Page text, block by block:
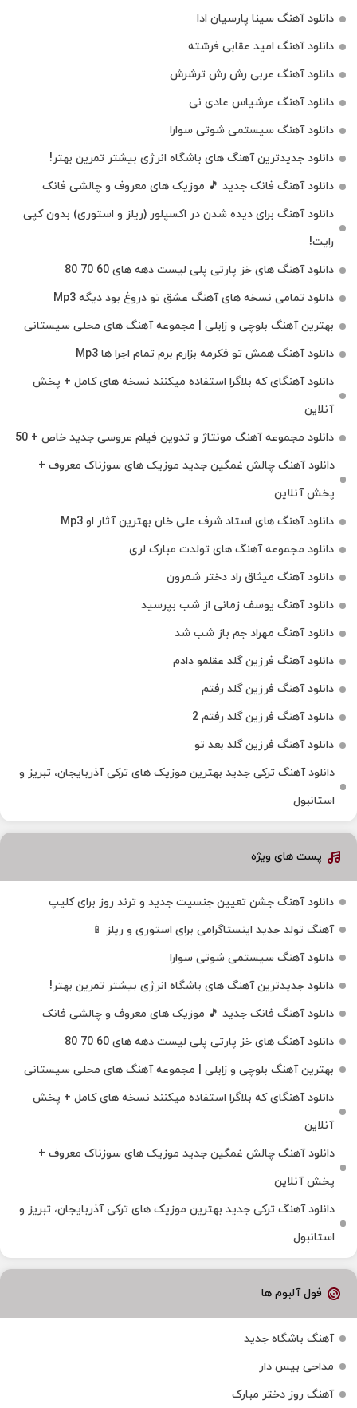
دانلود آهنگ سینا پارسیان ادا
دانلود آهنگ امید عقابی فرشته
دانلود آهنگ عربی رش رش ترشرش
دانلود آهنگ عرشیاس عادی نی
دانلود آهنگ سیستمی شوتی سوارا
دانلود جدیدترین آهنگ‌ های باشگاه انرژی بیشتر تمرین بهتر!
دانلود آهنگ فانک جدید 🎵 موزیک‌ های معروف و چالشی فانک
دانلود آهنگ برای دیده شدن در اکسپلور (ریلز و استوری) بدون کپی
رایت!
دانلود آهنگ های خز پارتی پلی لیست دهه های 60 70 80
دانلود تمامی نسخه های آهنگ عشق تو دروغ بود دیگه Mp3
بهترین آهنگ بلوچی و زابلی | مجموعه آهنگ‌ های محلی سیستانی
دانلود آهنگ همش تو فکرمه بزارم برم تمام اجرا ها Mp3
دانلود آهنگای که بلاگرا استفاده میکنند نسخه های کامل + پخش
آنلاین
دانلود مجموعه آهنگ مونتاژ و تدوین فیلم عروسی جدید خاص + 50
دانلود آهنگ چالش غمگین جدید موزیک های سوزناک معروف +
پخش آنلاین
دانلود آهنگ های استاد شرف علی خان بهترین آثار او Mp3
دانلود مجموعه آهنگ های تولدت مبارک لری
دانلود آهنگ میثاق راد دختر شمرون
دانلود آهنگ یوسف زمانی از شب بپرسید
دانلود آهنگ مهراد جم باز شب شد
دانلود آهنگ فرزین گلد عقلمو دادم
دانلود آهنگ فرزین گلد رفتم
دانلود آهنگ فرزین گلد رفتم 2
دانلود آهنگ فرزین گلد بعد تو
دانلود آهنگ ترکی جدید بهترین موزیک‌ های ترکی آذربایجان، تبریز و
استانبول
پست های ویژه
دانلود آهنگ جشن تعیین جنسیت جدید و ترند روز برای کلیپ
آهنگ تولد جدید اینستاگرامی برای استوری و ریلز 📱
دانلود آهنگ سیستمی شوتی سوارا
دانلود جدیدترین آهنگ‌ های باشگاه انرژی بیشتر تمرین بهتر!
دانلود آهنگ فانک جدید 🎵 موزیک‌ های معروف و چالشی فانک
دانلود آهنگ های خز پارتی پلی لیست دهه های 60 70 80
بهترین آهنگ بلوچی و زابلی | مجموعه آهنگ‌ های محلی سیستانی
دانلود آهنگای که بلاگرا استفاده میکنند نسخه های کامل + پخش
آنلاین
دانلود آهنگ چالش غمگین جدید موزیک های سوزناک معروف +
پخش آنلاین
دانلود آهنگ ترکی جدید بهترین موزیک‌ های ترکی آذربایجان، تبریز و
استانبول
فول آلبوم ها
آهنگ باشگاه جدید
مداحی بیس دار
آهنگ روز دختر مبارک